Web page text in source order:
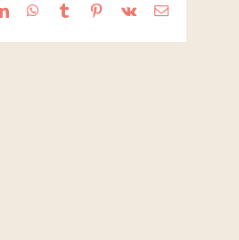
LinkedInWhatsApp
TumblrPinterest
Vk Email